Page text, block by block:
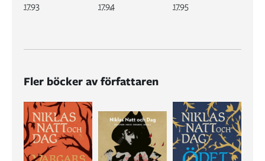
1793 1794 1795
Fler böcker av författaren